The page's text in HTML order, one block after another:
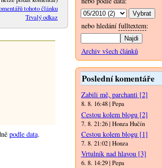
tohoto článku
Trvalý odkaz
podle data.
nebo hledání fulltextem:
Archiv všech článků
Poslední komentáře
Zabili mě, parchanti[2]
8. 8. 16:48 | Pepa
Cestou kolem blogu[2]
7. 8. 21:26 | Honza Hučín
Cestou kolem blogu[1]
7. 8. 21:02 | Honza
Vrtulník nad hlavou[3]
6. 8. 14:29 | Pepa